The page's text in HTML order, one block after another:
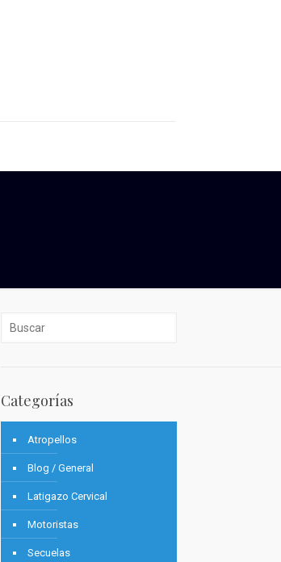
Categorías
Atropellos
Blog / General
Latigazo Cervical
Motoristas
Secuelas